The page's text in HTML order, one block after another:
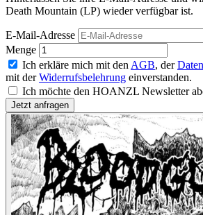
Death Mountain (LP) wieder verfügbar ist.
E-Mail-Adresse
Menge
Ich erkläre mich mit den AGB, der
mit derWiderrufsbelehrung einverstanden.
Ich möchte den HOANZL Newsletter